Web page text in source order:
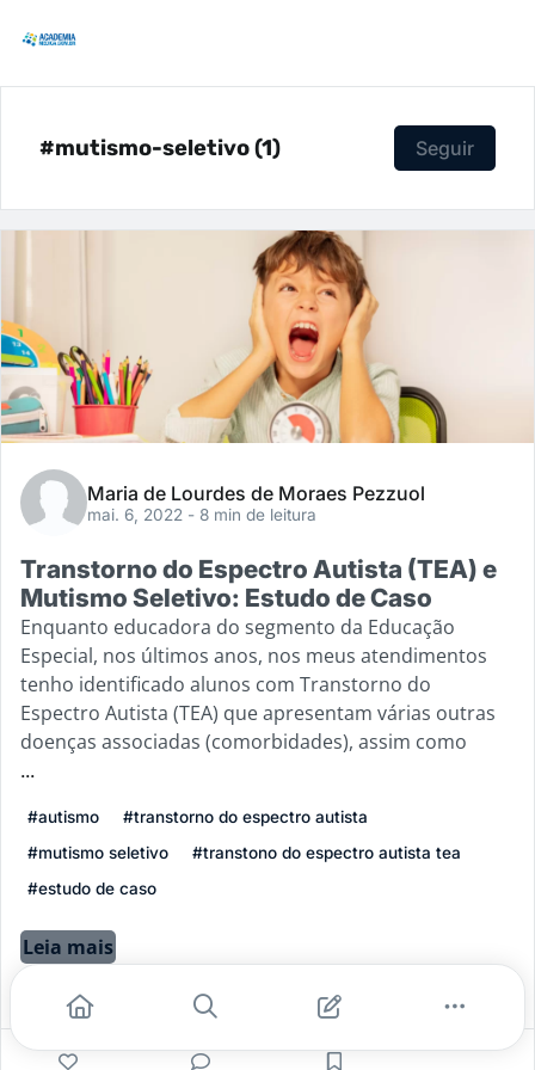
#mutismo-seletivo (1) Seguir
Maria de Lourdes de Moraes Pezzuol
mai. 6, 2022 - 8 min de leitura
Transtorno do Espectro Autista (TEA) e
Mutismo Seletivo: Estudo de Caso
Enquanto educadora do segmento da Educação
Especial, nos últimos anos, nos meus atendimentos
tenho identificado alunos com Transtorno do
Espectro Autista (TEA) que apresentam várias outras
doenças associadas (comorbidades), assim como
...
#autismo
#transtorno do espectro autista
#mutismo seletivo
#transtono do espectro autista tea
#estudo de caso
Leia mais